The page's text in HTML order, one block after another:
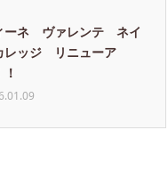
ーネ ヴァレンテ ネイ
レッジ リニューア